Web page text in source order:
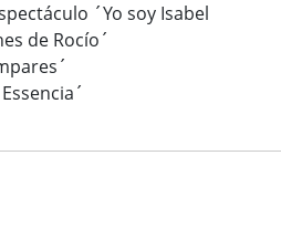
´Yo soy Isabel
de Rocío´